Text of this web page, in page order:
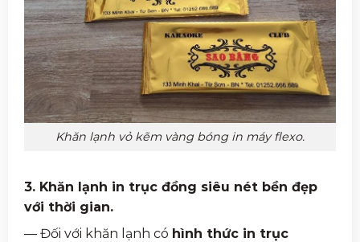
Khăn lạnh vỏ kẽm vàng bóng in máy flexo.
3. Khăn lạnh in trục đồng siêu nét bền đẹp
với thời gian.
— Đối với khăn lạnh có hình thức in trục